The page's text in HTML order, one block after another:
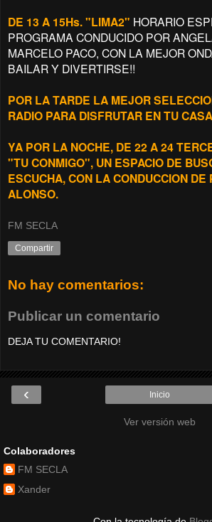
DE 13 A 15Hs. "LIMA2" HORARIO
PROGRAMA CONDUCIDO POR
MARCELO PACO, CON LA MEJOR
BAILAR Y DIVERTIRSE!!
POR LA TARDE LA MEJOR
RADIO PARA DISFRUTAR EN TU
YA POR LA NOCHE, DE 22 A 24
"TU CONMIGO", UN ESPACIO DE
ESCUCHA, CON LA CONDUCCION
ALONSO.
FM SECLA
Compartir
No hay comentarios:
Publicar un comentario
DEJA TU COMENTARIO!
‹ Inicio
Ver versión web
Colaboradores
FM SECLA
Xander